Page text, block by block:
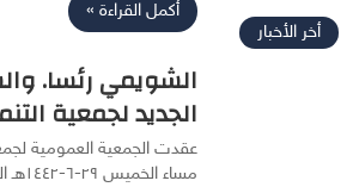
أكمل القراءة »
أخر الأخبار
الشويمي رئسا.
الجديد لجمعية
مساء الخميس ٢٩-٦-١٤٤٢هـ الموافق ١١-٢-٢٠٢١م…